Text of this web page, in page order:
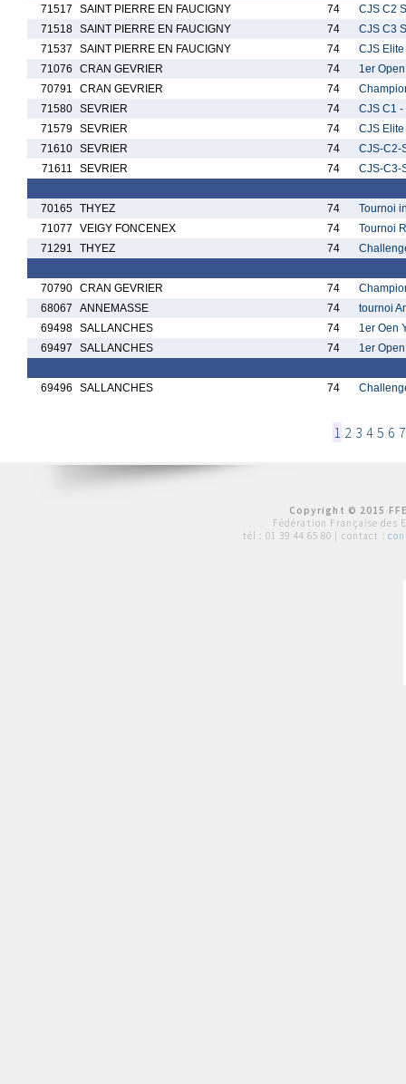
71517
SAINT PIERRE EN FAUCIGNY 74
CJS C2
71518 SAINT PIERRE EN FAUCIGNY 74
CJS C3
71537
SAINT PIERRE EN FAUCIGNY 74
CJS
71076
CRAN GEVRIER 74
1er
70791
CRAN GEVRIER 74
71580 SEVRIER 74
CJS C1 -
71579 SEVRIER 74
CJS
71610 SEVRIER 74
CJS-C2-
71611
SEVRIER 74 CJS-C3-
70165 THYEZ 74
Tournoi
71077
VEIGY FONCENEX 74
Tournoi
71291
THYEZ 74
70790 CRAN GEVRIER 74
68067
ANNEMASSE 74
tournoi
69498 SALLANCHES 74
1er Oen
69497
SALLANCHES 74 1er
69496 SALLANCHES 74
1 2 3 4 5 6 7
Copyright © 2015
Fédération Française des
tél : 01 39 44 65 80 | contact :